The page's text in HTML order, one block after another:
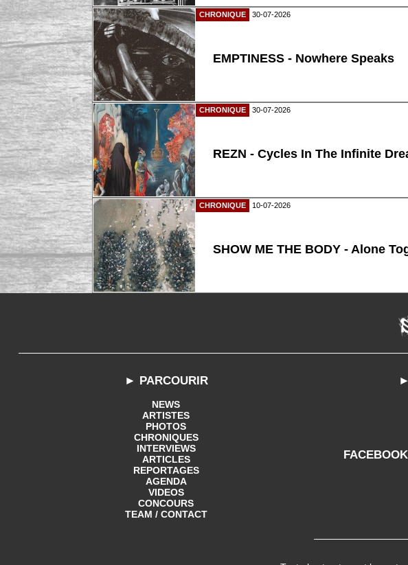
CHRONIQUE 30-07-2026
EMPTINESS - Nowhere Speaks
CHRONIQUE 30-07-2026
REZN - Cycles In The Infinite
CHRONIQUE 10-07-2026
SHOW ME THE BODY - Alone
► PARCOURIR
NEWS
ARTISTES
PHOTOS
CHRONIQUES
INTERVIEWS
ARTICLES
REPORTAGES
AGENDA
VIDEOS
CONCOURS
TEAM / CONTACT